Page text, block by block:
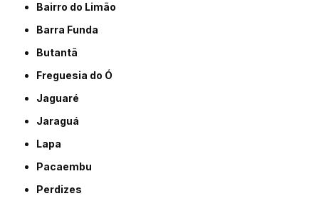
Bairro do Limão
Barra Funda
Butantã
Freguesia do Ó
Jaguaré
Jaraguá
Lapa
Pacaembu
Perdizes